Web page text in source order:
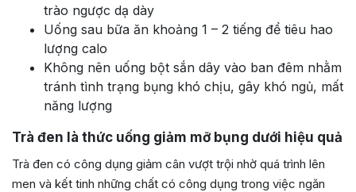
trào ngược dạ dày
Uống sau bữa ăn khoảng 1 – 2 tiếng để tiêu hao
lượng calo
Không nên uống bột sắn dây vào ban đêm nhằm
tránh tình trạng bụng khó chịu, gây khó ngủ, mất
năng lượng
Trà đen là thức uống giảm mỡ bụng dưới hiệu quả
Trà đen có công dụng giảm cân vượt trội nhờ quá trình lên
men và kết tinh những chất có công dụng trong việc ngăn